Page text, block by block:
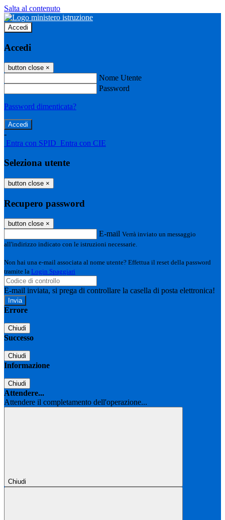
Salta al contenuto
Accedi
Accedi
button close ×
Nome Utente
Password
Password dimenticata?
-
Entra con SPID Entra con CIE
Seleziona utente
button close ×
Recupero password
button close ×
E-mail Verrà inviato un messaggio
all'indirizzo indicato con le istruzioni necessarie.
Non hai una e-mail associata al nome utente? Effettua il reset della password
tramite la Login Spaggiari
E-mail inviata, si prega di controllare la casella di posta elettronica!
Errore
Chiudi
Successo
Chiudi
Informazione
Chiudi
Attendere...
Attendere il completamento dell'operazione...
Chiudi